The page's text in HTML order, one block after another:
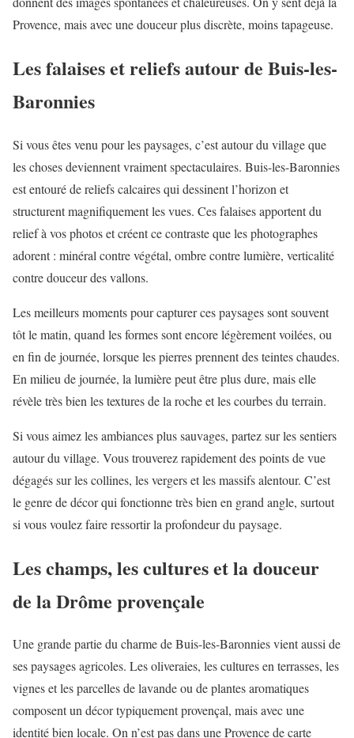
Provence, mais avec une douceur plus discrète, moins tapageuse.
Les falaises et reliefs autour de Buis-les-
Baronnies
Si vous êtes venu pour les paysages, c’est autour du village que
les choses deviennent vraiment spectaculaires. Buis-les-Baronnies
est entouré de reliefs calcaires qui dessinent l’horizon et
structurent magnifiquement les vues. Ces falaises apportent du
relief à vos photos et créent ce contraste que les photographes
adorent : minéral contre végétal, ombre contre lumière, verticalité
contre douceur des vallons.
Les meilleurs moments pour capturer ces paysages sont souvent
tôt le matin, quand les formes sont encore légèrement voilées, ou
en fin de journée, lorsque les pierres prennent des teintes chaudes.
En milieu de journée, la lumière peut être plus dure, mais elle
révèle très bien les textures de la roche et les courbes du terrain.
Si vous aimez les ambiances plus sauvages, partez sur les sentiers
autour du village. Vous trouverez rapidement des points de vue
dégagés sur les collines, les vergers et les massifs alentour. C’est
le genre de décor qui fonctionne très bien en grand angle, surtout
si vous voulez faire ressortir la profondeur du paysage.
Les champs, les cultures et la douceur
de la Drôme provençale
Une grande partie du charme de Buis-les-Baronnies vient aussi de
ses paysages agricoles. Les oliveraies, les cultures en terrasses, les
vignes et les parcelles de lavande ou de plantes aromatiques
composent un décor typiquement provençal, mais avec une
identité bien locale. On n’est pas dans une Provence de carte